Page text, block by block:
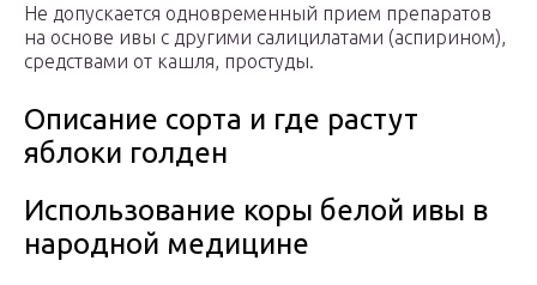
Не допускается одновременный прием препаратов
на основе ивы с другими салицилатами (аспирином),
средствами от кашля, простуды.
Описание сорта и где растут
яблоки голден
Использование коры белой ивы в
народной медицине